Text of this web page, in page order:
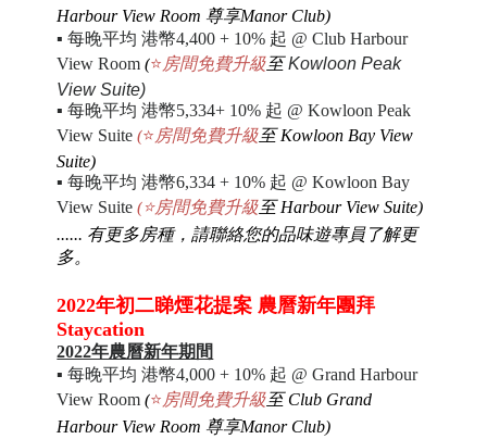
Harbour View Room 尊享Manor Club)
▪每晚平均 港幣4,400 + 10% 起 @ Club Harbour
View Room (⭐房間免費升級至Kowloon Peak
View Suite)
▪每晚平均 港幣5,334+ 10% 起 @ Kowloon Peak
View Suite(⭐房間免費升級至Kowloon Bay View
Suite)
▪每晚平均 港幣6,334 + 10% 起 @ Kowloon Bay
View Suite (⭐房間免費升級至 Harbour View Suite)
...... 有更多房種，請聯絡您的品味遊專員了解更
多。
2022年初二睇煙花提案 農曆新年團拜
Staycation
2022年農曆新年期間
▪每晚平均 港幣4,000 + 10% 起 @ Grand Harbour
View Room(⭐房間免費升級至 Club Grand
Harbour View Room 尊享Manor Club)